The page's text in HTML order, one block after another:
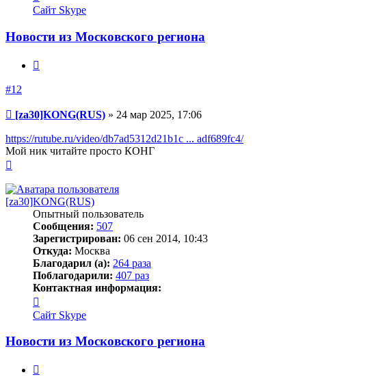
информация
пользователя
[za30]KONG(RUS)
Сайт Skype
Новости из Московского региона
#12
Сообщение
[za30]KONG(RUS) » 24 мар 2025, 17:06
https://rutube.ru/video/db7ad5312d21b1c ... adf689fc4/
Мой ник читайте просто КОНГ
началу
[za30]KONG(RUS)
Опытный пользователь
Сообщения: 507
Зарегистрирован: 06 сен 2014, 10:43
Откуда: Москва
Благодарил (а): 264 раза
Поблагодарили: 407 раз
Контактная информация:
информация
пользователя
[za30]KONG(RUS)
Сайт Skype
Новости из Московского региона